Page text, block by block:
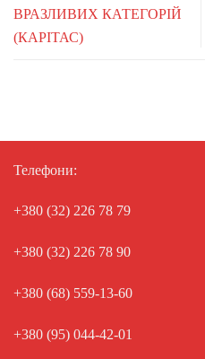
ВРАЗЛИВИХ КАТЕГОРІЙ
(КАРІТАС)
Телефони:
+380 (32) 226 78 79
+380 (32) 226 78 90
+380 (68) 559-13-60
+380 (95) 044-42-01